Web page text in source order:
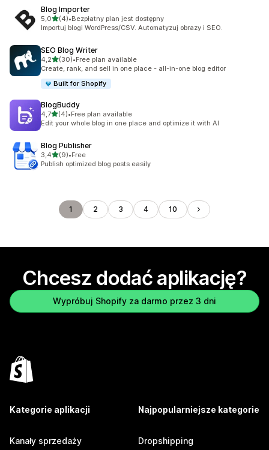
Blog Importer
5,0na 5 gwiazdek
(4)
Łączna liczba recenzji: 4
•Bezpłatny plan jest dostępny
Importuj blogi WordPress/CSV. Automatyzuj obrazy i SEO.
SEO Blog Writer
4,2na 5 gwiazdek
(30)
Łączna liczba recenzji: 30
•Free plan available
Create, rank, and sell in one place - all-in-one blog editor
Built for Shopify
BlogBuddy
4,7na 5 gwiazdek
(4)
Łączna liczba recenzji: 4
•Free plan available
Edit your whole blog in one place and optimize it with AI
Blog Publisher
3,4na 5 gwiazdek
(9)
Łączna liczba recenzji: 9
•Free
Publish optimized blog posts easily
1 2 3 4 10
Chcesz dodać aplikację?
Wypróbuj Shopify za darmo przez 3 dni
Kategorie aplikacji
Kanały sprzedaży
Najpopularniejsze kategorie
Dropshipping